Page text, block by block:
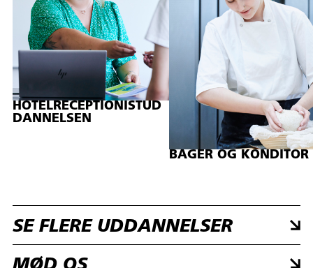
HOTELRECEPTIONISTUD
DANNELSEN
BAGER OG KONDITOR
SE FLERE UDDANNELSER